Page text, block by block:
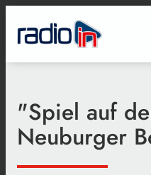
"Spiel auf
Neuburger